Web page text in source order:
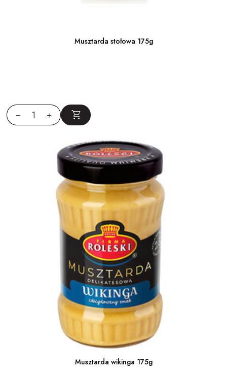
Musztarda stołowa 175g
Musztarda wikinga 175g